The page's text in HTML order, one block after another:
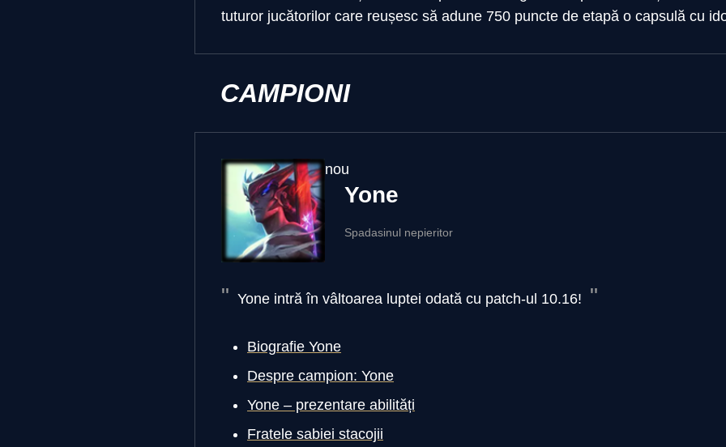
tuturor jucătorilor care reușesc să adune 750 puncte de etapă o capsulă cu
CAMPIONI
nou
Yone
Spadasinul nepieritor
Yone intră în vâltoarea luptei odată cu patch-ul 10.16!
Biografie Yone
Despre campion: Yone
Yone – prezentare abilități
Fratele sabiei stacojii